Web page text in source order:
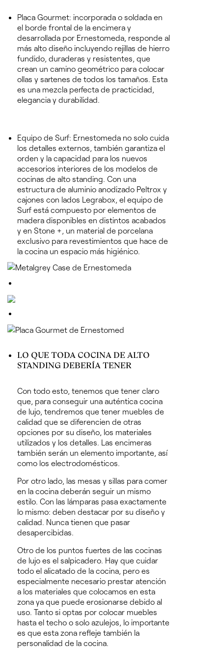
Placa Gourmet: incorporada o soldada en
el borde frontal de la encimera y
desarrollada por Ernestomeda, responde al
más alto diseño incluyendo rejillas de hierro
fundido, duraderas y resistentes, que
crean un camino geométrico para colocar
ollas y sartenes de todos los tamaños . Esta
es una mezcla perfecta de practicidad,
elegancia y durabilidad.
Equipo de Surf: Ernestomeda no solo cuida
los detalles externos, también garantiza el
orden y la capacidad para los nuevos
accesorios interiores de los modelos de
cocinas de alto standing. Con una
estructura de aluminio anodizado Peltrox y
cajones con lados Legrabox, el equipo de
Surf está compuesto por elementos de
madera disponibles en distintos acabados
y en Stone + , un material de porcelana
exclusivo para revestimientos que hace de
la cocina un espacio más higiénico.
LO QUE TODA COCINA DE ALTO
STANDING DEBERÍA TENER
Con todo esto, tenemos que tener claro
que, para conseguir una auténtica cocina
de lujo, tendremos que tener muebles de
calidad que se diferencien de otras
opciones por su diseño, los materiales
utilizados y los detalles. Las encimeras
también serán un elemento importante, así
como los electrodomésticos.
Por otro lado, las mesas y sillas para comer
en la cocina deberán seguir un mismo
estilo. Con las lámparas pasa exactamente
lo mismo: deben destacar por su diseño y
calidad. Nunca tienen que pasar
desapercibidas.
Otro de los puntos fuertes de las cocinas
de lujo es el salpicadero. Hay que cuidar
todo el alicatado de la cocina, pero es
especialmente necesario prestar atención
a los materiales que colocamos en esta
zona ya que puede erosionarse debido al
uso. Tanto si optas por colocar muebles
hasta el techo o solo azulejos, lo importante
es que esta zona refleje también la
personalidad de la cocina.